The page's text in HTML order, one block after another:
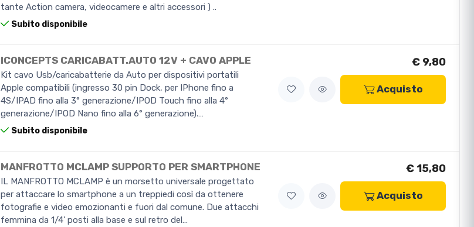
tante Action camera, videocamere e altri accessori ) ..
Subito disponibile
ICONCEPTS CARICABATT.AUTO 12V + CAVO APPLE
Kit cavo Usb/caricabatterie da Auto per dispositivi portatili
Apple compatibili (ingresso 30 pin Dock, per IPhone fino a
4S/IPAD fino alla 3° generazione/IPOD Touch fino alla 4°
generazione/IPOD Nano fino alla 6° generazione).…
Subito disponibile
€ 9,80
Acquisto
MANFROTTO MCLAMP SUPPORTO PER SMARTPHONE
IL MANFROTTO MCLAMP è un morsetto universale progettato
per attaccare lo smartphone a un treppiedi così da ottenere
fotografie e video emozionanti e fuori dal comune. Due attacchi
femmina da 1/4' posti alla base e sul retro del…
€ 15,80
Acquisto